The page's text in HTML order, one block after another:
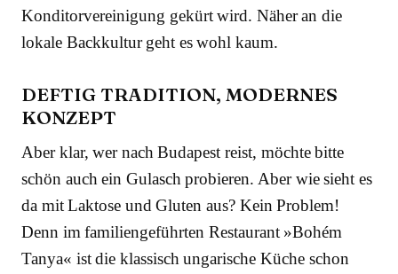
Konditorvereinigung gekürt wird. Näher an die
lokale Backkultur geht es wohl kaum.
DEFTIG TRADITION, MODERNES
KONZEPT
Aber klar, wer nach Budapest reist, möchte bitte
schön auch ein Gulasch probieren. Aber wie sieht es
da mit Laktose und Gluten aus? Kein Problem!
Denn im familiengeführten Restaurant »Bohém
Tanya« ist die klassisch ungarische Küche schon